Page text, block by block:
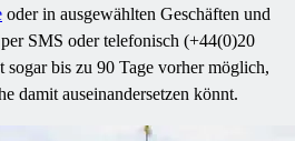
oder in ausgewählten Geschäften und
SMS oder telefonisch (+44(0)20
bis zu 90 Tage vorher möglich,
damit auseinandersetzen könnt.